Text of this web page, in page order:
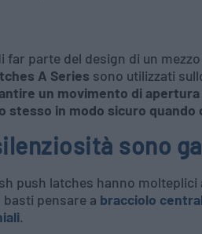
far parte del design di un
A Series sono utilizzati
un movimento di
stesso in modo sicuro quando
sono
push latches hanno
pensare a bracciolo
.